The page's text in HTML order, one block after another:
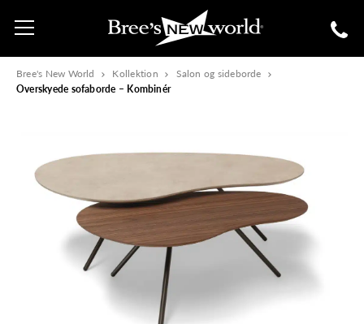
Bree's New World Kollektion
Salon og sideborde
Overskyede sofaborde – Kombinér